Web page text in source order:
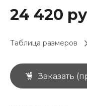
24 420
Таблица размеров
Заказать